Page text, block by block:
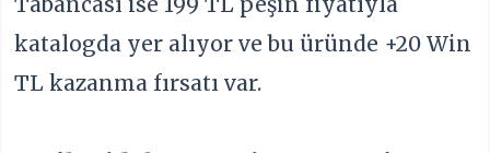
katalogda yer alıyor ve bu üründe +20 Win
TL kazanma fırsatı var.